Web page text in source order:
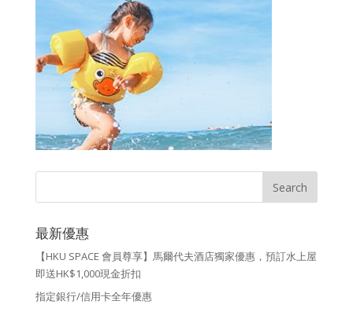
最新優惠
【HKU SPACE 會員尊享】馬爾代夫酒店獨家優惠，預訂水上屋
即送HK$1,000現金折扣
指定銀行/信用卡全年優惠